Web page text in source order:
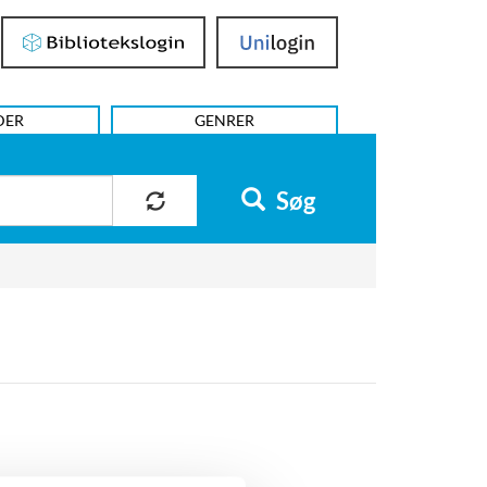
Bibliotekslogin UniLogin
GENRER
Søg